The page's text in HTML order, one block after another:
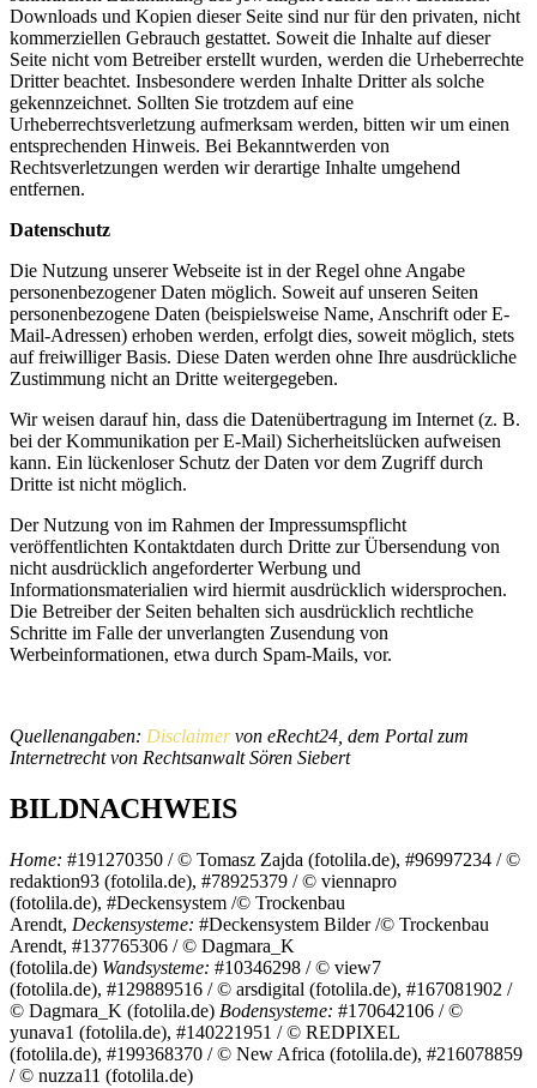
Downloads und Kopien dieser Seite sind nur für den privaten, nicht
kommerziellen Gebrauch gestattet. Soweit die Inhalte auf dieser
Seite nicht vom Betreiber erstellt wurden, werden die Urheberrechte
Dritter beachtet. Insbesondere werden Inhalte Dritter als solche
gekennzeichnet. Sollten Sie trotzdem auf eine
Urheberrechtsverletzung aufmerksam werden, bitten wir um einen
entsprechenden Hinweis. Bei Bekanntwerden von
Rechtsverletzungen werden wir derartige Inhalte umgehend
entfernen.
Datenschutz
Die Nutzung unserer Webseite ist in der Regel ohne Angabe
personenbezogener Daten möglich. Soweit auf unseren Seiten
personenbezogene Daten (beispielsweise Name, Anschrift oder E-
Mail-Adressen) erhoben werden, erfolgt dies, soweit möglich, stets
auf freiwilliger Basis. Diese Daten werden ohne Ihre ausdrückliche
Zustimmung nicht an Dritte weitergegeben.
Wir weisen darauf hin, dass die Datenübertragung im Internet (z. B.
bei der Kommunikation per E-Mail) Sicherheitslücken aufweisen
kann. Ein lückenloser Schutz der Daten vor dem Zugriff durch
Dritte ist nicht möglich.
Der Nutzung von im Rahmen der Impressumspflicht
veröffentlichten Kontaktdaten durch Dritte zur Übersendung von
nicht ausdrücklich angeforderter Werbung und
Informationsmaterialien wird hiermit ausdrücklich widersprochen.
Die Betreiber der Seiten behalten sich ausdrücklich rechtliche
Schritte im Falle der unverlangten Zusendung von
Werbeinformationen, etwa durch Spam-Mails, vor.
Quellenangaben: Disclaimervon eRecht24, dem Portal zum
Internetrecht von Rechtsanwalt Sören Siebert
BILDNACHWEIS
Home: #191270350 / © Tomasz Zajda (fotolila.de), #96997234 / ©
redaktion93 (fotolila.de), #78925379 / © viennapro
(fotolila.de), #Deckensystem /© Trockenbau
Arendt, Deckensysteme: #Deckensystem Bilder /© Trockenbau
Arendt, #137765306 / © Dagmara_K
(fotolila.de) Wandsysteme: #10346298 / © view7
(fotolila.de), #129889516 / © arsdigital (fotolila.de), #167081902 /
© Dagmara_K (fotolila.de) Bodensysteme: #170642106 / ©
yunava1 (fotolila.de), #140221951 / © REDPIXEL
(fotolila.de), #199368370 / © New Africa (fotolila.de), #216078859
/ © nuzza11 (fotolila.de)